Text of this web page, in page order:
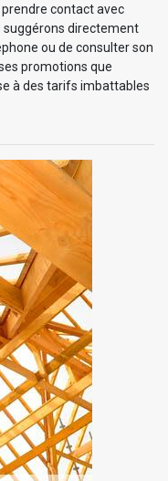
contact avec
suggérons directement
ou de consulter son
promotions que
à des tarifs imbattables